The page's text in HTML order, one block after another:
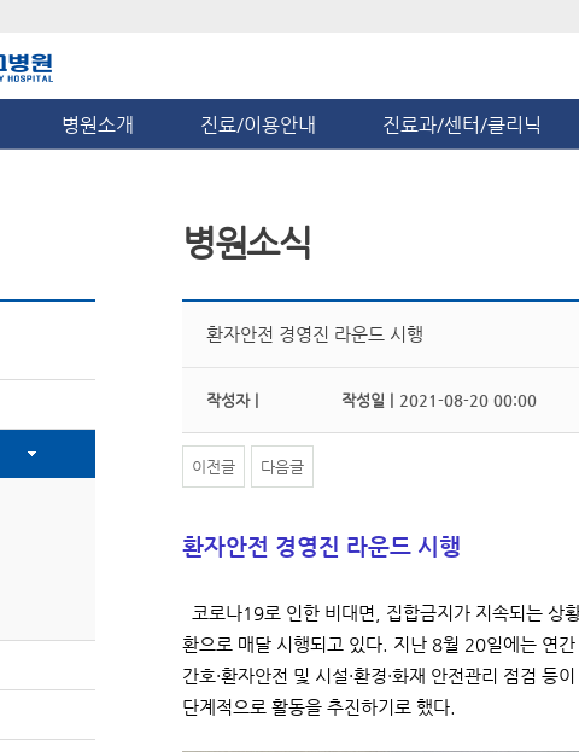
병원소개 진료/이용안내 진료과/센터/클리닉
병원소식
환자안전 경영진 라운드 시행
작성자 | 작성일 | 2021-08-20 00:00
이전글 다음글
환자안전 경영진 라운드 시행
코로나19로 인한 비대면, 집합금지가 지속되는 상
환으로 매달 시행되고 있다. 지난 8월 20일에는 연
간호·환자안전 및 시설·환경·화재 안전관리 점검
단계적으로 활동을 추진하기로 했다.